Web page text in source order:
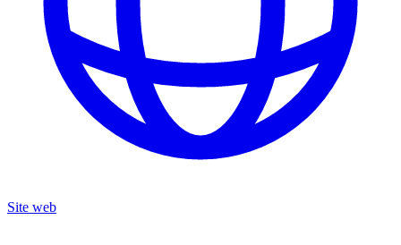
Site web